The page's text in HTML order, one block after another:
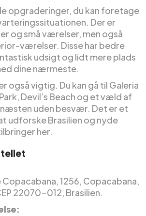
opgraderinger, du kan foretage
Der er
og små værelser, men også
værelser. Disse har bedre
udsigt og lidt mere plads
dine nærmeste.
også vigtig. Du kan gå til Galeria
Devil’s Beach og et væld af
uden besvær. Det er et
udforske Brasilien og nyde
her.
Copacabana, 1256, Copacabana,
22070-012, Brasilien.